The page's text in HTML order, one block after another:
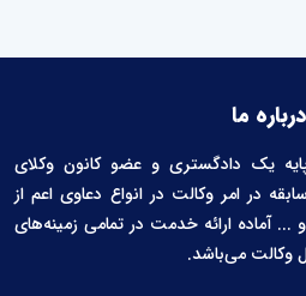
درباره ما
یک دادگستری و عضو کانون وکلای
در امر وکالت در انواع دعاوی اعم از
... آماده ارائه خدمت در تمامی زمینه‌های
وکالت می‌باشد.